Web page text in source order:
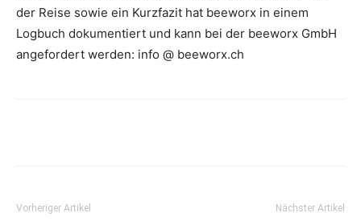
der Reise sowie ein Kurzfazit hat beeworx in einem
Logbuch dokumentiert und kann bei der beeworx GmbH
angefordert werden: info @ beeworx.ch
Vorheriger Artikel Nächster Artikel